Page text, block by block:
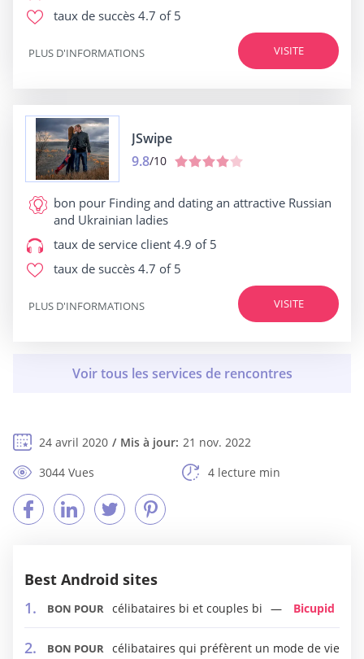
taux de succès 4.7 of 5
VISITE
PLUS D'INFORMATIONS
JSwipe
9.8/10
bon pour Finding and dating an attractive Russian
and Ukrainian ladies
taux de service client 4.9 of 5
taux de succès 4.7 of 5
VISITE
PLUS D'INFORMATIONS
24 avril 2020 Mis à jour: 21 nov. 2022
3044 Vues
4 lecture min
Best Android sites
BON POUR célibataires bi et couples bi Bicupid
BON POUR célibataires qui préfèrent un mode de vie